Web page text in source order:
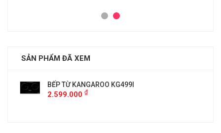
SẢN PHẨM ĐÃ XEM
BẾP TỪ KANGAROO KG499I
2.599.000 ₫